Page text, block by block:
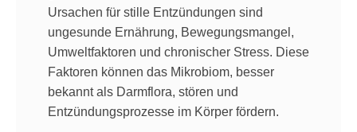
Ursachen für stille Entzündungen sind
ungesunde Ernährung, Bewegungsmangel,
Umweltfaktoren und chronischer Stress. Diese
Faktoren können das Mikrobiom, besser
bekannt als Darmflora, stören und
Entzündungsprozesse im Körper fördern.